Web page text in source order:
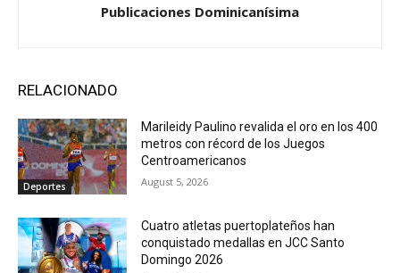
Publicaciones Dominicanísima
RELACIONADO
Deportes
Marileidy Paulino revalida el oro en los 400
metros con récord de los Juegos
Centroamericanos
August 5, 2026
Cuatro atletas puertoplateños han
conquistado medallas en JCC Santo
Domingo 2026